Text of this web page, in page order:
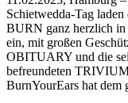
Schietwedda-Tag
BURN ganz herzlich in
ein, mit großen
OBITUARY und die
befreundeten
BurnYourEars hat dem